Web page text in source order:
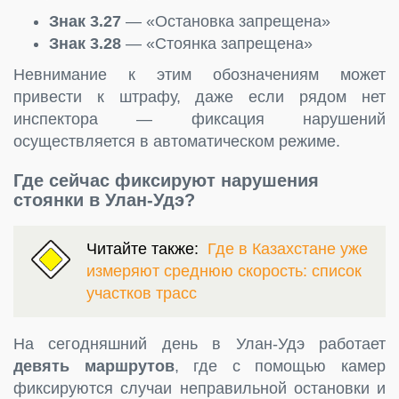
Знак 3.27 — «Остановка запрещена»
Знак 3.28 — «Стоянка запрещена»
Невнимание к этим обозначениям может
привести к штрафу, даже если рядом нет
инспектора — фиксация нарушений
осуществляется в автоматическом режиме.
Где сейчас фиксируют нарушения
стоянки в Улан-Удэ?
Читайте также: Где в Казахстане уже
измеряют среднюю скорость: список
участков трасс
На сегодняшний день в Улан-Удэ работает
девять маршрутов, где с помощью камер
фиксируются случаи неправильной остановки и